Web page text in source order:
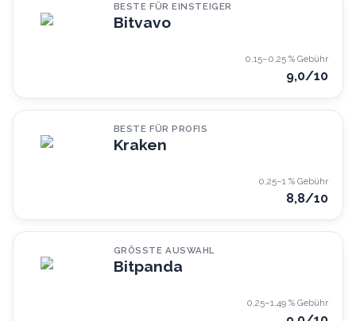
BESTE FÜR EINSTEIGER
Bitvavo
0,15–0,25 % Gebühr
9,0/10
BESTE FÜR PROFIS
Kraken
0,25–1 % Gebühr
8,8/10
GRÖSSTE AUSWAHL
Bitpanda
0,25–1,49 % Gebühr